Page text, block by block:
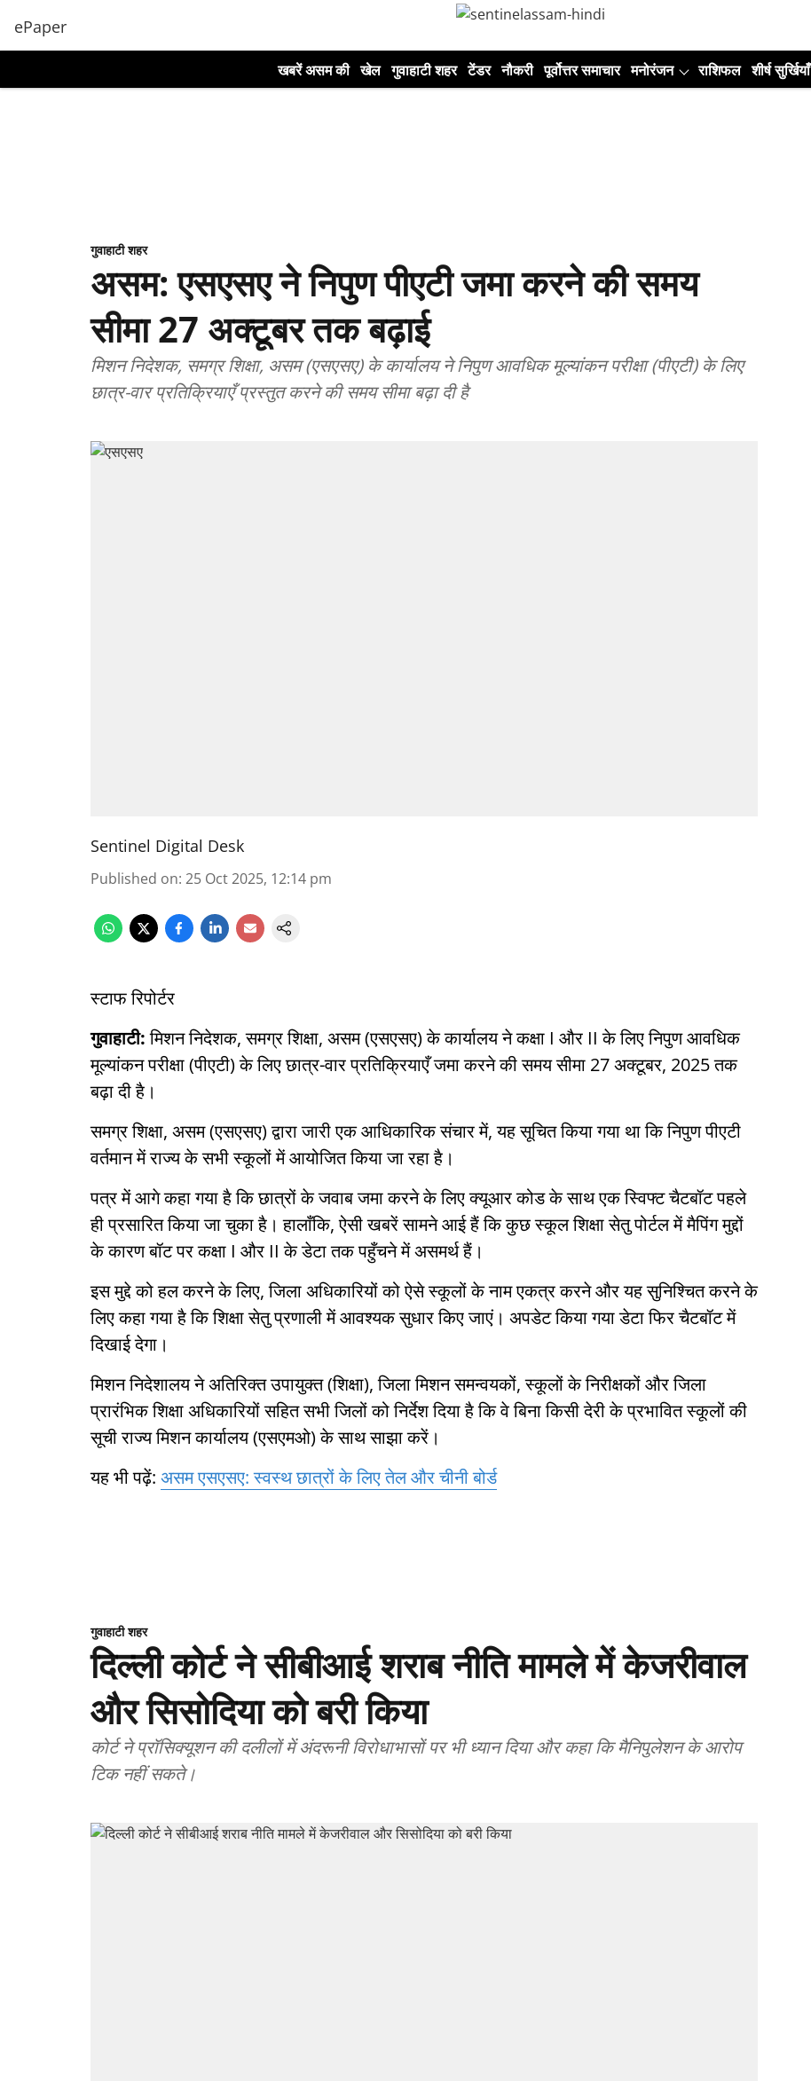
ePaper
खबरें असम की खेल गुवाहाटी शहर टेंडर नौकरी पूर्वोत्तर समाचार मनोरंजन राशिफल शीर्ष सुर्खियाँ
गुवाहाटी शहर
असम: एसएसए ने निपुण पीएटी जमा करने की समय
सीमा 27 अक्टूबर तक बढ़ाई
मिशन निदेशक, समग्र शिक्षा, असम (एसएसए) के कार्यालय ने निपुण आवधिक मूल्यांकन परीक्षा (पीएटी) के लिए
छात्र-वार प्रतिक्रियाएँ प्रस्तुत करने की समय सीमा बढ़ा दी है
Sentinel Digital Desk
Published on: 25 Oct 2025, 12:14 pm
स्टाफ रिपोर्टर
गुवाहाटी:मिशन निदेशक, समग्र शिक्षा, असम (एसएसए) के कार्यालय ने कक्षा I और II के लिए निपुण आवधिक
मूल्यांकन परीक्षा (पीएटी) के लिए छात्र-वार प्रतिक्रियाएँ जमा करने की समय सीमा 27 अक्टूबर, 2025 तक
बढ़ा दी है।
समग्र शिक्षा, असम (एसएसए) द्वारा जारी एक आधिकारिक संचार में, यह सूचित किया गया था कि निपुण पीएटी
वर्तमान में राज्य के सभी स्कूलों में आयोजित किया जा रहा है।
पत्र में आगे कहा गया है कि छात्रों के जवाब जमा करने के लिए क्यूआर कोड के साथ एक स्विफ्ट चैटबॉट पहले
ही प्रसारित किया जा चुका है। हालाँकि, ऐसी खबरें सामने आई हैं कि कुछ स्कूल शिक्षा सेतु पोर्टल में मैपिंग मुद्दों
के कारण बॉट पर कक्षा I और II के डेटा तक पहुँचने में असमर्थ हैं।
इस मुद्दे को हल करने के लिए, जिला अधिकारियों को ऐसे स्कूलों के नाम एकत्र करने और यह सुनिश्चित करने के
लिए कहा गया है कि शिक्षा सेतु प्रणाली में आवश्यक सुधार किए जाएं। अपडेट किया गया डेटा फिर चैटबॉट में
दिखाई देगा।
मिशन निदेशालय ने अतिरिक्त उपायुक्त (शिक्षा), जिला मिशन समन्वयकों, स्कूलों के निरीक्षकों और जिला
प्रारंभिक शिक्षा अधिकारियों सहित सभी जिलों को निर्देश दिया है कि वे बिना किसी देरी के प्रभावित स्कूलों की
सूची राज्य मिशन कार्यालय (एसएमओ) के साथ साझा करें।
यह भी पढ़ें: असम एसएसए: स्वस्थ छात्रों के लिए तेल और चीनी बोर्ड
गुवाहाटी शहर
दिल्ली कोर्ट ने सीबीआई शराब नीति मामले में केजरीवाल
और सिसोदिया को बरी किया
कोर्ट ने प्रॉसिक्यूशन की दलीलों में अंदरूनी विरोधाभासों पर भी ध्यान दिया और कहा कि मैनिपुलेशन के आरोप
टिक नहीं सकते।